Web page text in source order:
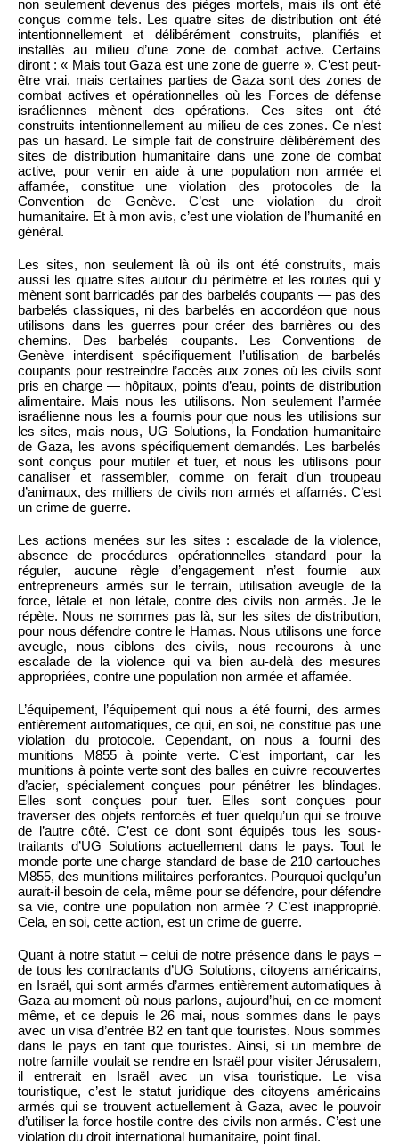
non seulement devenus des pièges mortels, mais ils ont été
conçus comme tels. Les quatre sites de distribution ont été
intentionnellement et délibérément construits, planifiés et
installés au milieu d’une zone de combat active. Certains
diront : « Mais tout Gaza est une zone de guerre ». C’est peut-
être vrai, mais certaines parties de Gaza sont des zones de
combat actives et opérationnelles où les Forces de défense
israéliennes mènent des opérations. Ces sites ont été
construits intentionnellement au milieu de ces zones. Ce n’est
pas un hasard. Le simple fait de construire délibérément des
sites de distribution humanitaire dans une zone de combat
active, pour venir en aide à une population non armée et
affamée, constitue une violation des protocoles de la
Convention de Genève. C’est une violation du droit
humanitaire. Et à mon avis, c’est une violation de l’humanité en
général.
Les sites, non seulement là où ils ont été construits, mais
aussi les quatre sites autour du périmètre et les routes qui y
mènent sont barricadés par des barbelés coupants — pas des
barbelés classiques, ni des barbelés en accordéon que nous
utilisons dans les guerres pour créer des barrières ou des
chemins. Des barbelés coupants. Les Conventions de
Genève interdisent spécifiquement l’utilisation de barbelés
coupants pour restreindre l’accès aux zones où les civils sont
pris en charge — hôpitaux, points d’eau, points de distribution
alimentaire. Mais nous les utilisons. Non seulement l’armée
israélienne nous les a fournis pour que nous les utilisions sur
les sites, mais nous, UG Solutions, la Fondation humanitaire
de Gaza, les avons spécifiquement demandés. Les barbelés
sont conçus pour mutiler et tuer, et nous les utilisons pour
canaliser et rassembler, comme on ferait d’un troupeau
d’animaux, des milliers de civils non armés et affamés. C’est
un crime de guerre.
Les actions menées sur les sites : escalade de la violence,
absence de procédures opérationnelles standard pour la
réguler, aucune règle d’engagement n’est fournie aux
entrepreneurs armés sur le terrain, utilisation aveugle de la
force, létale et non létale, contre des civils non armés. Je le
répète. Nous ne sommes pas là, sur les sites de distribution,
pour nous défendre contre le Hamas. Nous utilisons une force
aveugle, nous ciblons des civils, nous recourons à une
escalade de la violence qui va bien au-delà des mesures
appropriées, contre une population non armée et affamée.
L’équipement, l’équipement qui nous a été fourni, des armes
entièrement automatiques, ce qui, en soi, ne constitue pas une
violation du protocole. Cependant, on nous a fourni des
munitions M855 à pointe verte. C’est important, car les
munitions à pointe verte sont des balles en cuivre recouvertes
d’acier, spécialement conçues pour pénétrer les blindages.
Elles sont conçues pour tuer. Elles sont conçues pour
traverser des objets renforcés et tuer quelqu’un qui se trouve
de l’autre côté. C’est ce dont sont équipés tous les sous-
traitants d’UG Solutions actuellement dans le pays. Tout le
monde porte une charge standard de base de 210 cartouches
M855, des munitions militaires perforantes. Pourquoi quelqu’un
aurait-il besoin de cela, même pour se défendre, pour défendre
sa vie, contre une population non armée ? C’est inapproprié.
Cela, en soi, cette action, est un crime de guerre.
Quant à notre statut – celui de notre présence dans le pays –
de tous les contractants d’UG Solutions, citoyens américains,
en Israël, qui sont armés d’armes entièrement automatiques à
Gaza au moment où nous parlons, aujourd’hui, en ce moment
même, et ce depuis le 26 mai, nous sommes dans le pays
avec un visa d’entrée B2 en tant que touristes. Nous sommes
dans le pays en tant que touristes. Ainsi, si un membre de
notre famille voulait se rendre en Israël pour visiter Jérusalem,
il entrerait en Israël avec un visa touristique. Le visa
touristique, c’est le statut juridique des citoyens américains
armés qui se trouvent actuellement à Gaza, avec le pouvoir
d’utiliser la force hostile contre des civils non armés. C’est une
violation du droit international humanitaire, point final.